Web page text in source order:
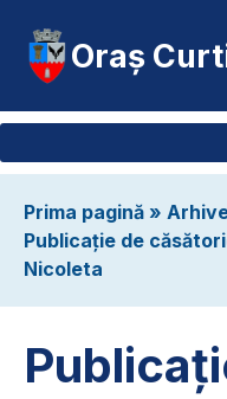
Oraș
Prima pagină »
Publicație de
Nicoleta